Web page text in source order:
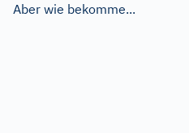
Aber wie bekomme...